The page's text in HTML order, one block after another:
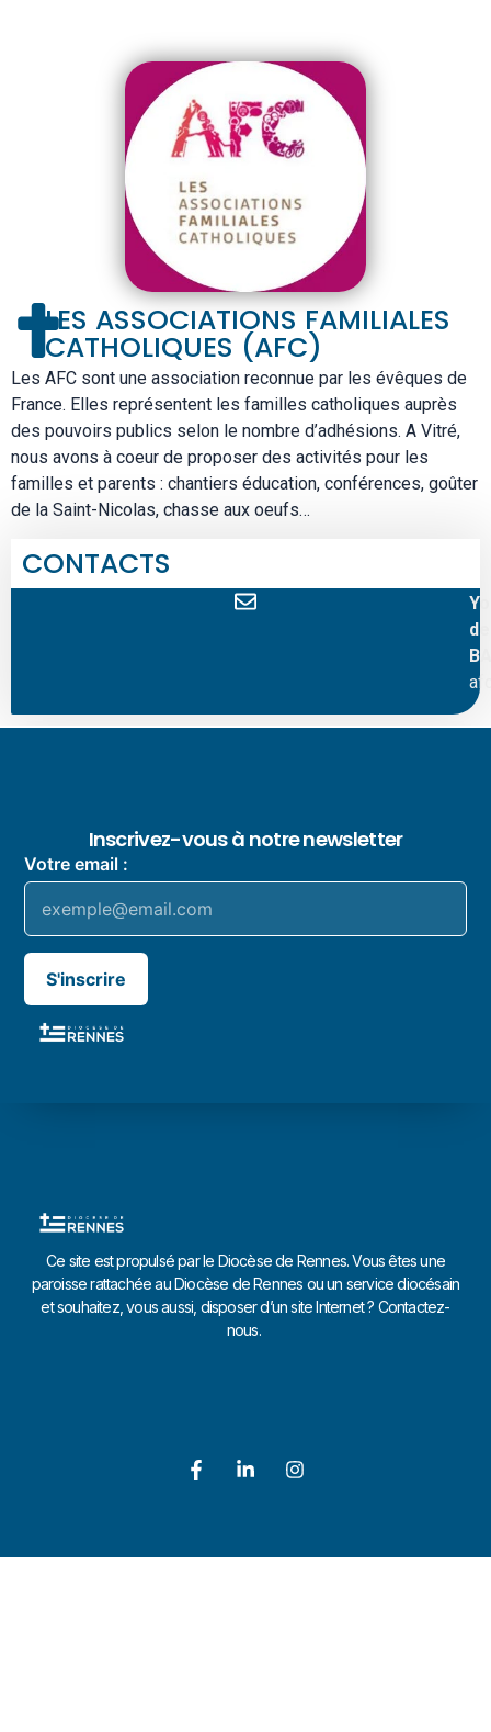
LES ASSOCIATIONS FAMILIALES
CATHOLIQUES (AFC)
Les AFC sont une association reconnue par les évêques de
France. Elles représentent les familles catholiques auprès
des pouvoirs publics selon le nombre d’adhésions. A Vitré,
nous avons à coeur de proposer des activités pour les
familles et parents : chantiers éducation, conférences, goûter
de la Saint-Nicolas, chasse aux oeufs…
CONTACTS
de
Inscrivez-vous à notre newsletter
Votre email :
S'inscrire
Ce site est propulsé par le Diocèse de Rennes. Vous êtes une
paroisse rattachée au Diocèse de Rennes ou un service diocésain
et souhaitez, vous aussi, disposer d’un site Internet ? Contactez-
nous.